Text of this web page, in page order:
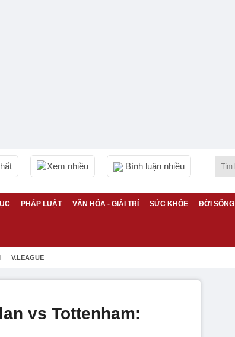
Xem nhiều Bình luận nhiều
PHÁP LUẬT VĂN HÓA - GIẢI TRÍ SỨC KHỎE ĐỜI SỐNG
V.LEAGUE
vs Tottenham: